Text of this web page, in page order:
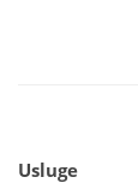
Usluge